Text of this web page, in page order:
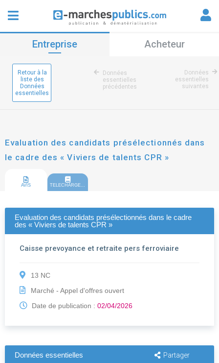
Entreprise Acheteur
Retour à la
liste des
Données
essentielles
Données
essentielles
précédentes
Données
essentielles
suivantes
Evaluation des candidats présélectionnés dans
le cadre des « Viviers de talents CPR »
AVIS TELECHARGEMENT
Evaluation des candidats présélectionnés dans le cadre
des « Viviers de talents CPR »
Caisse prevoyance et retraite pers ferroviaire
13 NC
Marché - Appel d'offres ouvert
Date de publication : 02/04/2026
Données essentielles Partager